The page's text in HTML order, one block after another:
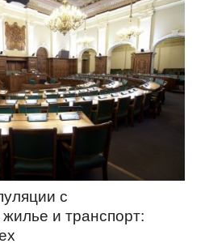
с
и транспорт: